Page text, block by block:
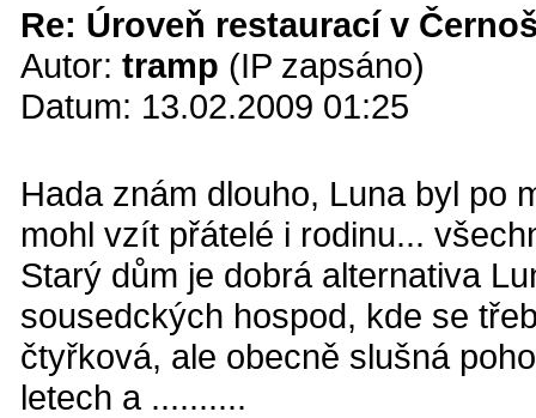
Re: Úroveň restaurací v
Autor: tramp (IP zapsáno)
Datum: 13.02.2009 01:25
Hada znám dlouho, Luna byl po
mohl vzít přátelé i rodinu...
Starý dům je dobrá alternativa
sousedckých hospod, kde se
čtyřková, ale obecně slušná
letech a ..........